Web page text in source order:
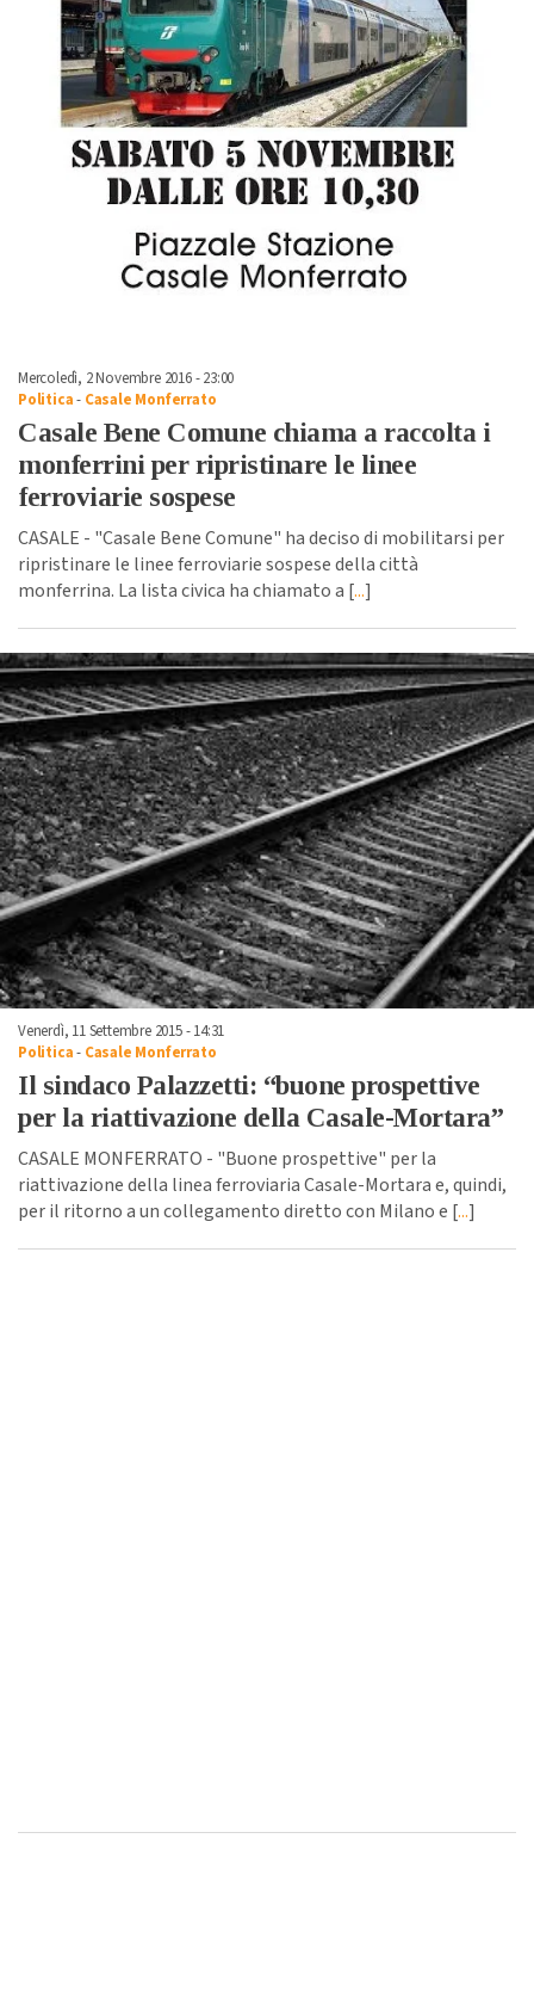
Mercoledì, 2 Novembre 2016 - 23:00
Politica- Casale Monferrato
Casale Bene Comune chiama a raccolta i
monferrini per ripristinare le linee
ferroviarie sospese
CASALE - "Casale Bene Comune" ha deciso di mobilitarsi per
ripristinare le linee ferroviarie sospese della città
monferrina. La lista civica ha chiamato a [...]
Venerdì, 11 Settembre 2015 - 14:31
Politica- Casale Monferrato
Il sindaco Palazzetti: “buone prospettive
per la riattivazione della Casale-Mortara”
CASALE MONFERRATO - "Buone prospettive" per la
riattivazione della linea ferroviaria Casale-Mortara e, quindi,
per il ritorno a un collegamento diretto con Milano e [...]